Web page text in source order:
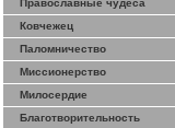
Православные чудеса
Ковчежец
Паломничество
Миссионерство
Милосердие
Благотворительность